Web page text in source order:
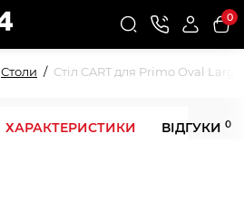
0
Столи Стіл CART для Primo Oval
ХАРАКТЕРИСТИКИ ВІДГУКИ 0